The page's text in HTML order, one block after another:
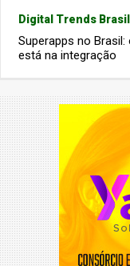
Digital Trends Brasil
Superapps no
está na integração